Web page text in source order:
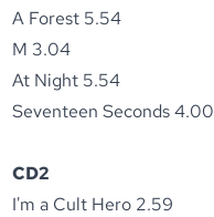
A Forest 5.54
M 3.04
At Night 5.54
Seventeen Seconds 4.00
CD2
I'm a Cult Hero 2.59